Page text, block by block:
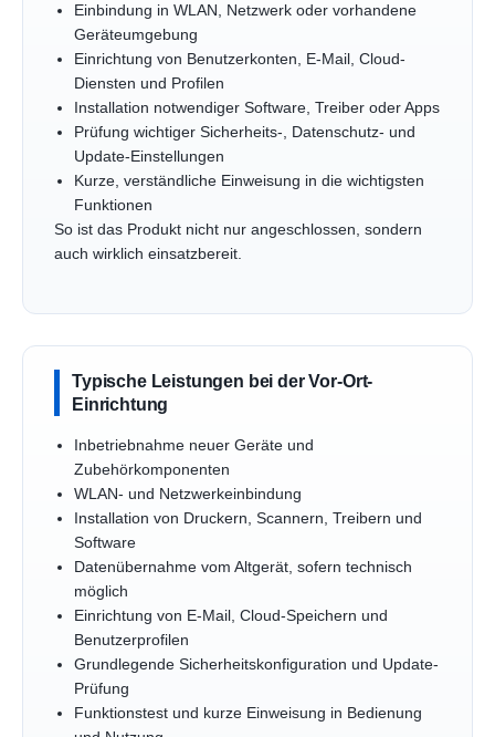
Einbindung in WLAN, Netzwerk oder vorhandene
Geräteumgebung
Einrichtung von Benutzerkonten, E-Mail, Cloud-
Diensten und Profilen
Installation notwendiger Software, Treiber oder Apps
Prüfung wichtiger Sicherheits-, Datenschutz- und
Update-Einstellungen
Kurze, verständliche Einweisung in die wichtigsten
Funktionen
So ist das Produkt nicht nur angeschlossen, sondern
auch wirklich einsatzbereit.
Typische Leistungen bei der Vor-Ort-
Einrichtung
Inbetriebnahme neuer Geräte und
Zubehörkomponenten
WLAN- und Netzwerkeinbindung
Installation von Druckern, Scannern, Treibern und
Software
Datenübernahme vom Altgerät, sofern technisch
möglich
Einrichtung von E-Mail, Cloud-Speichern und
Benutzerprofilen
Grundlegende Sicherheitskonfiguration und Update-
Prüfung
Funktionstest und kurze Einweisung in Bedienung